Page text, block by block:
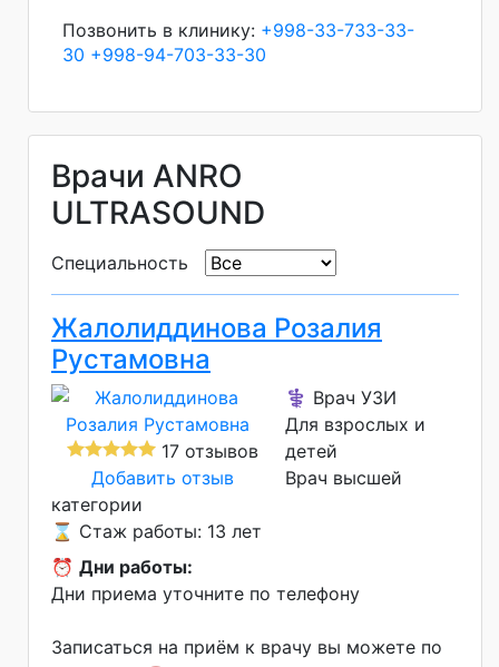
Позвонить в клинику: +998-33-733-33-
30 +998-94-703-33-30
Врачи ANRO
ULTRASOUND
Специальность
Жалолиддинова Розалия
Рустамовна
17 отзывов
Добавить отзыв
⚕️ Врач УЗИ
Для взрослых и
детей
Врач высшей
категории
⌛ Стаж работы: 13 лет
⏰ Дни работы:
Дни приема уточните по телефону
Записаться на приём к врачу вы можете по